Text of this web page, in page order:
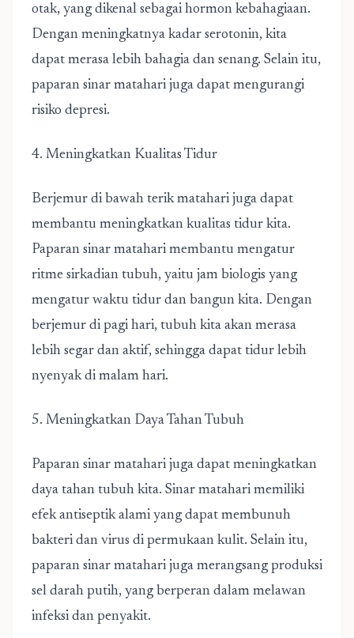
otak, yang dikenal sebagai hormon kebahagiaan.
Dengan meningkatnya kadar serotonin, kita
dapat merasa lebih bahagia dan senang. Selain itu,
paparan sinar matahari juga dapat mengurangi
risiko depresi.
4. Meningkatkan Kualitas Tidur
Berjemur di bawah terik matahari juga dapat
membantu meningkatkan kualitas tidur kita.
Paparan sinar matahari membantu mengatur
ritme sirkadian tubuh, yaitu jam biologis yang
mengatur waktu tidur dan bangun kita. Dengan
berjemur di pagi hari, tubuh kita akan merasa
lebih segar dan aktif, sehingga dapat tidur lebih
nyenyak di malam hari.
5. Meningkatkan Daya Tahan Tubuh
Paparan sinar matahari juga dapat meningkatkan
daya tahan tubuh kita. Sinar matahari memiliki
efek antiseptik alami yang dapat membunuh
bakteri dan virus di permukaan kulit. Selain itu,
paparan sinar matahari juga merangsang produksi
sel darah putih, yang berperan dalam melawan
infeksi dan penyakit.